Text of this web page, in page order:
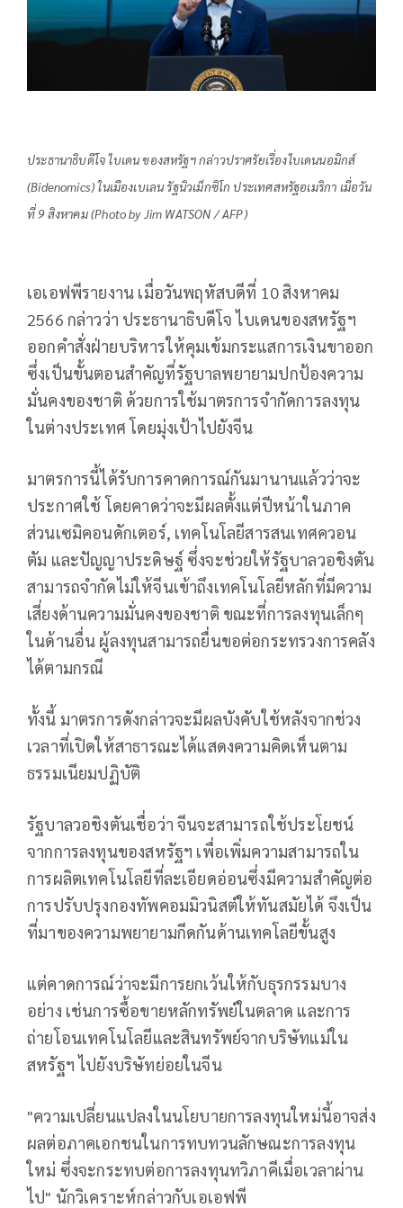
ประธานาธิบดีโจ ไบเดน ของสหรัฐฯ กล่าวปราศรัยเรื่องไบเดนนอมิกส์
(Bidenomics) ในเมืองเบเลน รัฐนิวเม็กซิโก ประเทศสหรัฐอเมริกา เมื่อวัน
ที่ 9 สิงหาคม (Photo by Jim WATSON / AFP)
เอเอฟพีรายงาน เมื่อวันพฤหัสบดีที่ 10 สิงหาคม
2566 กล่าวว่า ประธานาธิบดีโจ ไบเดนของสหรัฐฯ
ออกคำสั่งฝ่ายบริหารให้คุมเข้มกระแสการเงินขาออก
ซึ่งเป็นขั้นตอนสำคัญที่รัฐบาลพยายามปกป้องความ
มั่นคงของชาติ ด้วยการใช้มาตรการจำกัดการลงทุน
ในต่างประเทศ โดยมุ่งเป้าไปยังจีน
มาตรการนี้ได้รับการคาดการณ์กันมานานแล้วว่าจะ
ประกาศใช้ โดยคาดว่าจะมีผลตั้งแต่ปีหน้าในภาค
ส่วนเซมิคอนดักเตอร์, เทคโนโลยีสารสนเทศควอน
ตัม และปัญญาประดิษฐ์ ซึ่งจะช่วยให้รัฐบาลวอชิงตัน
สามารถจำกัดไม่ให้จีนเข้าถึงเทคโนโลยีหลักที่มีความ
เสี่ยงด้านความมั่นคงของชาติ ขณะที่การลงทุนเล็กๆ
ในด้านอื่น ผู้ลงทุนสามารถยื่นขอต่อกระทรวงการคลัง
ได้ตามกรณี
ทั้งนี้ มาตรการดังกล่าวจะมีผลบังคับใช้หลังจากช่วง
เวลาที่เปิดให้สาธารณะได้แสดงความคิดเห็นตาม
ธรรมเนียมปฏิบัติ
รัฐบาลวอชิงตันเชื่อว่า จีนจะสามารถใช้ประโยชน์
จากการลงทุนของสหรัฐฯ เพื่อเพิ่มความสามารถใน
การผลิตเทคโนโลยีที่ละเอียดอ่อนซึ่งมีความสำคัญต่อ
การปรับปรุงกองทัพคอมมิวนิสต์ให้ทันสมัยได้ จึงเป็น
ที่มาของความพยายามกีดกันด้านเทคโลยีขั้นสูง
แต่คาดการณ์ว่าจะมีการยกเว้นให้กับธุรกรรมบาง
อย่าง เช่นการซื้อขายหลักทรัพย์ในตลาด และการ
ถ่ายโอนเทคโนโลยีและสินทรัพย์จากบริษัทแม่ใน
สหรัฐฯ ไปยังบริษัทย่อยในจีน
"ความเปลี่ยนแปลงในนโยบายการลงทุนใหม่นี้อาจส่ง
ผลต่อภาคเอกชนในการทบทวนลักษณะการลงทุน
ใหม่ ซึ่งจะกระทบต่อการลงทุนทวิภาคีเมื่อเวลาผ่าน
ไป" นักวิเคราะห์กล่าวกับเอเอฟพี